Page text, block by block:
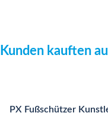
Produktgalerie
Kunden kauften
PX Fußschützer